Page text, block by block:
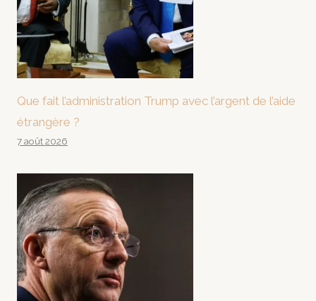
Que fait l’administration Trump avec l’argent de l’aide
étrangère ?
7 août 2026